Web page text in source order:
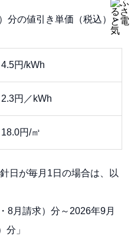
分の値引き単価（税込）＞
4.5円/kWh
2.3円／kWh
18.0円/㎥
日が毎月1日の場合は、以
8月請求）分～2026年9月
分」